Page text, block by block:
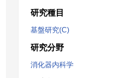
研究種目
基盤研究(C)
研究分野
消化器内科学